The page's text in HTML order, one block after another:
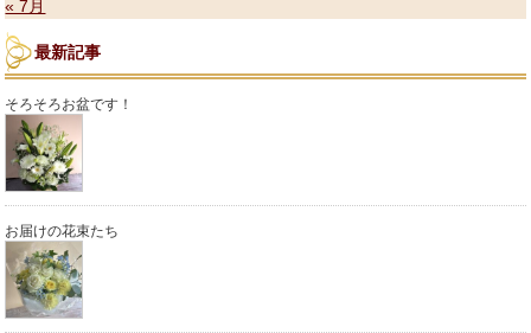
« 7月
最新記事
そろそろお盆です！
お届けの花束たち